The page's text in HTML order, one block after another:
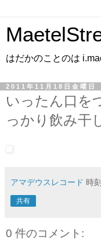
はだかのことのは
2011年11月18日金曜日
いったん口を
っかり飲み干
アマデウスレコード 時
共有
0 件のコメント: